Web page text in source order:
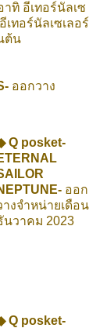
ทิ อีเทอร์นัลเซ
เทอร์นัลเซเลอร์
ต้น
ออกวาง
Q posket-
ออก
างจำหน่ายเดือน
นวาคม 2023
Q posket-